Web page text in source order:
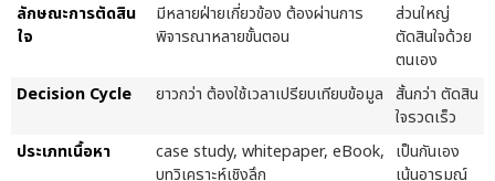
ลักษณะการตัดสิน
ใจ
มีหลายฝ่ายเกี่ยวข้อง ต้องผ่านการ
พิจารณาหลายขั้นตอน
ส่วนใหญ่
ตัดสินใจด้วย
ตนเอง
Decision Cycle
ยาวกว่า ต้องใช้เวลาเปรียบเทียบข้อมูล สั้นกว่า ตัดสิน
ใจรวดเร็ว
ประเภทเนื้อหา
case study, whitepaper, eBook,
บทวิเคราะห์เชิงลึก
เป็นกันเอง
เน้นอารมณ์